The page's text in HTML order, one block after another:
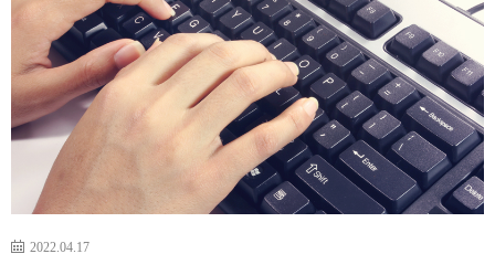
2022.04.17